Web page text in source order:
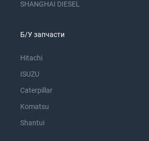
SHANGHAI DIESEL
Б/У запчасти
Hitachi
ISUZU
Caterpillar
Komatsu
Shantui